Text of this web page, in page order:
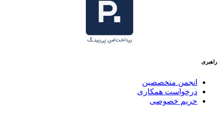
راهبری
انجمن متخصصین
درخواست همکاری
حریم خصوصی